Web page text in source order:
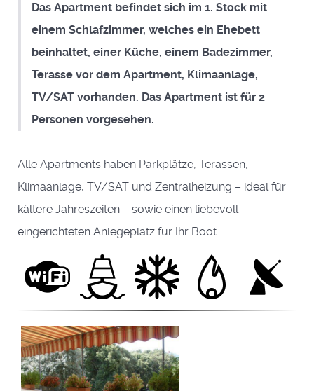
Das Apartment befindet sich im 1. Stock mit
einem Schlafzimmer, welches ein Ehebett
beinhaltet, einer Küche, einem Badezimmer,
Terasse vor dem Apartment, Klimaanlage,
TV/SAT vorhanden. Das Apartment ist für 2
Personen vorgesehen.
Alle Apartments haben Parkplätze, Terassen,
Klimaanlage, TV/SAT und Zentralheizung – ideal für
kältere Jahreszeiten – sowie einen liebevoll
eingerichteten Anlegeplatz für Ihr Boot.